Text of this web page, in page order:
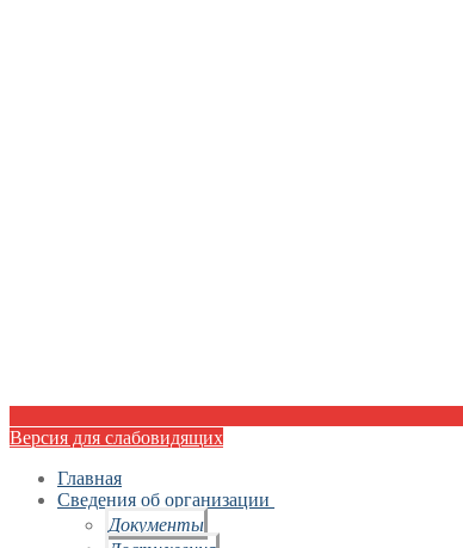
Версия для слабовидящих
Главная
Сведения об организации
Документы